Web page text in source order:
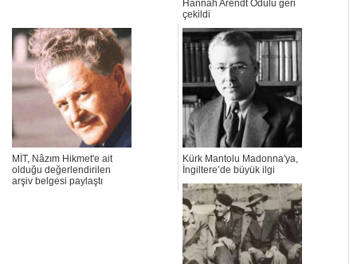
Hannah Arendt Ödülü geri
çekildi
MİT, Nâzım Hikmet'e ait
olduğu değerlendirilen
arşiv belgesi paylaştı
Kürk Mantolu Madonna'ya,
İngiltere’de büyük ilgi